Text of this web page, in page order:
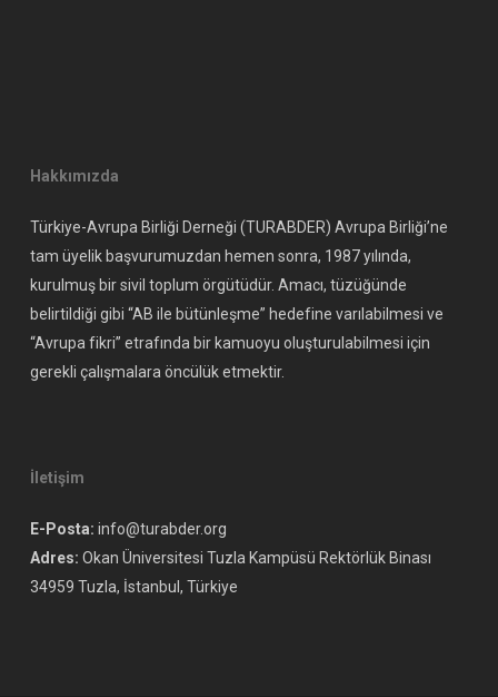
Hakkımızda
Türkiye-Avrupa Birliği Derneği (TURABDER) Avrupa Birliği’ne
tam üyelik başvurumuzdan hemen sonra, 1987 yılında,
kurulmuş bir sivil toplum örgütüdür. Amacı, tüzüğünde
belirtildiği gibi “AB ile bütünleşme” hedefine varılabilmesi ve
“Avrupa fikri” etrafında bir kamuoyu oluşturulabilmesi için
gerekli çalışmalara öncülük etmektir.
İletişim
E-Posta: info@turabder.org
Adres: Okan Üniversitesi Tuzla Kampüsü Rektörlük Binası
34959 Tuzla, İstanbul, Türkiye